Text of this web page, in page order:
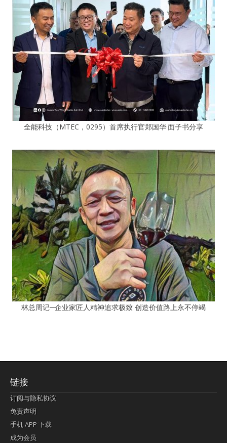
全能科技（MTEC，0295）首席执行官郑国华·面子书分享
林总周记─企业家匠人精神追求极致 创造价值路上永不停竭
链接
订阅与隐私协议
免责声明
手机 APP 下载
成为会员